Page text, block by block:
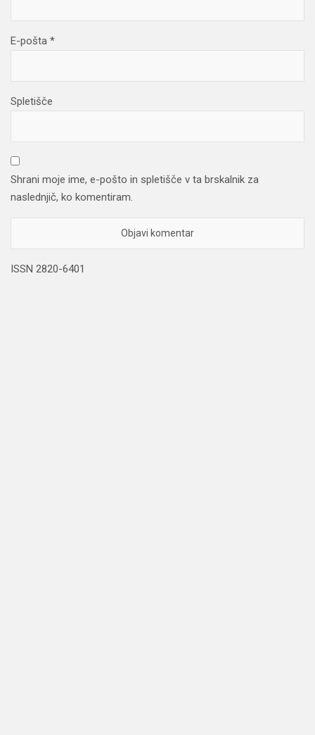
E-pošta *
Spletišče
Shrani moje ime, e-pošto in spletišče v ta brskalnik za
naslednjič, ko komentiram.
ISSN 2820-6401